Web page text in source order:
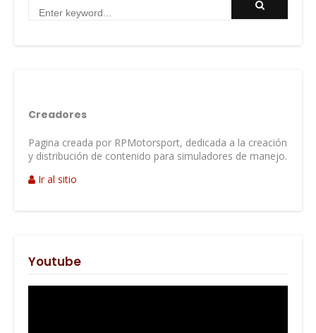
Creadores
Pagina creada por RPMotorsport, dedicada a la creación
y distribución de contenido para simuladores de manejo.
Ir al sitio
Youtube